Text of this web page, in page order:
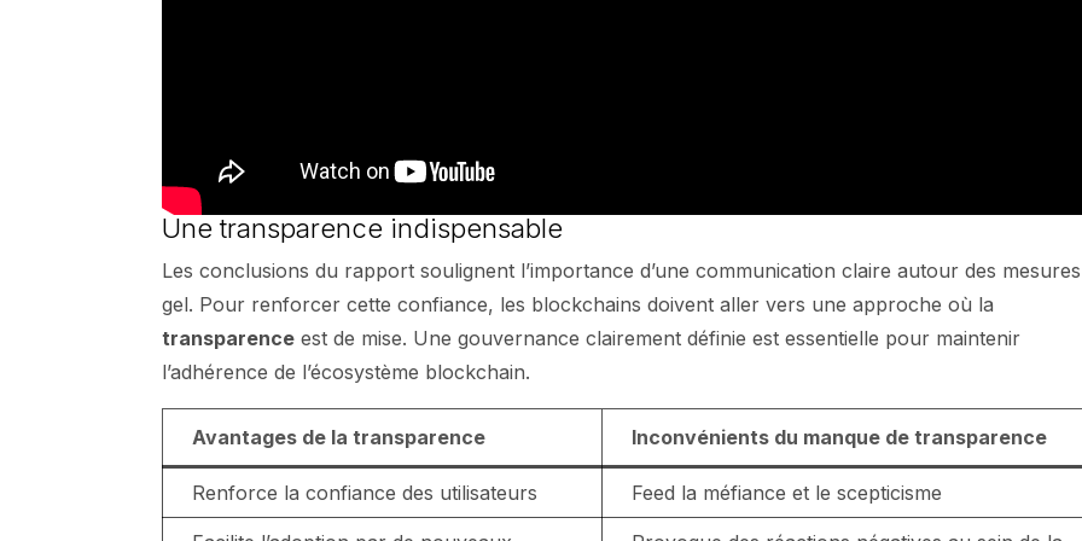
Une transparence indispensable
Les conclusions du rapport soulignent l’importance d’une communication claire autour des
gel. Pour renforcer cette confiance, les blockchains doivent aller vers une approche où la
transparence est de mise. Une gouvernance clairement définie est essentielle pour maintenir
l’adhérence de l’écosystème blockchain.
Avantages de la transparence Inconvénients du manque de transparence
Renforce la confiance des utilisateurs Feed la méfiance et le scepticisme